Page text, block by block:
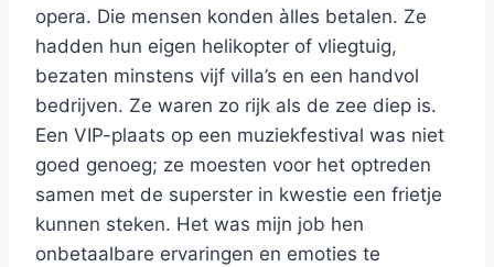
opera. Die mensen konden àlles betalen. Ze
hadden hun eigen helikopter of vliegtuig,
bezaten minstens vijf villa’s en een handvol
bedrijven. Ze waren zo rijk als de zee diep is.
Een VIP-plaats op een muziekfestival was niet
goed genoeg; ze moesten voor het optreden
samen met de superster in kwestie een frietje
kunnen steken. Het was mijn job hen
onbetaalbare ervaringen en emoties te